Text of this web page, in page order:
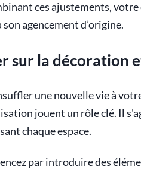
ces ajustements,
son agencement d’origine.
sur la décoration
une nouvelle vie à
jouent un rôle clé. Il
chaque espace.
par introduire des